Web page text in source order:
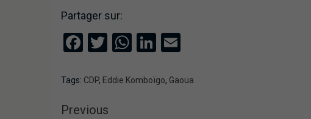
Partager sur:
Facebook
TwitterWhatsApp
LinkedIn
Tags: CDP, Eddie Komboïgo, Gaoua
Previous